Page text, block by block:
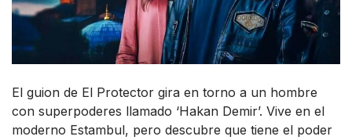
El guion de El Protector gira en torno a un hombre
con superpoderes llamado ‘Hakan Demir’. Vive en el
moderno Estambul, pero descubre que tiene el poder